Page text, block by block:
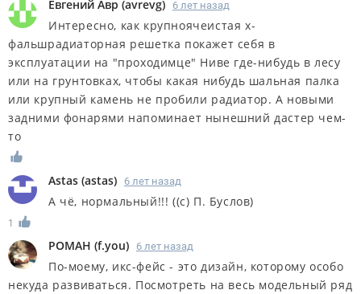
Евгений Авр (avrevg) 6 лет назад
Интересно, как крупноячеистая х-
фальшрадиаторная решетка покажет себя в
эксплуатации на "проходимце" Ниве где-нибудь в лесу
или на грунтовках, чтобы какая нибудь шальная палка
или крупный камень не пробили радиатор. А новыми
задними фонарями напоминает нынешний дастер чем-
то
Astas (astas) 6 лет назад
А чё, нормальный!!! ((с) П. Буслов)
1
РОМАН (f.you) 6 лет назад
По-моему, икс-фейс - это дизайн, которому особо
некуда развиваться. Посмотреть на весь модельный ряд